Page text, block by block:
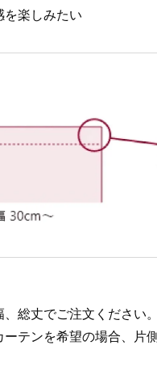
を楽しみたい
総丈でご注文ください。
テンを希望の場合、片